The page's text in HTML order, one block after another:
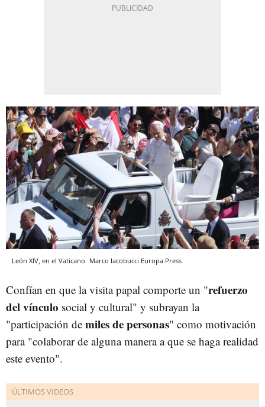
León XIV, en el Vaticano Marco Iacobucci Europa Press
Confían en que la visita papal comporte un "refuerzo
del vínculo social y cultural" y subrayan la
"participación de miles de personas" como motivación
para "colaborar de alguna manera a que se haga realidad
este evento".